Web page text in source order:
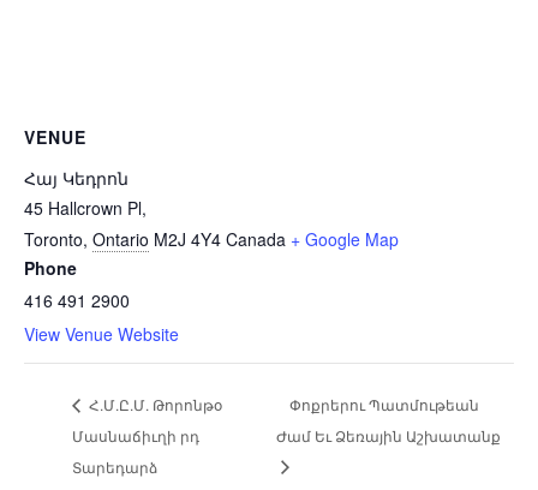
VENUE
Հայ Կեդրոն
45 Hallcrown Pl,
Toronto, Ontario M2J 4Y4 Canada + Google Map
Phone
416 491 2900
View Venue Website
Հ.Մ.Ը.Մ. Թորոնթօ
Մասնաճիւղի րդ
Տարեդարձ
Փոքրերու Պատմութեան
Ժամ Եւ Ձեռային Աշխատանք